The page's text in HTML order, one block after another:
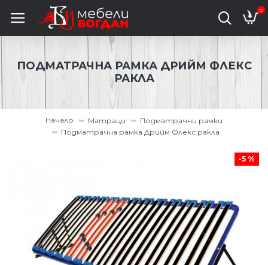
0
Начало Матраци
Подматрачни рамки
Подматрачна рамка Дрийм Флекс ракла
ПОДМАТРАЧНА РАМКА ДРИЙМ ФЛЕКС
РАКЛА
-5 %